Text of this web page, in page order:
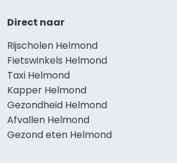
Direct naar
Rijscholen Helmond
Fietswinkels Helmond
Taxi Helmond
Kapper Helmond
Gezondheid Helmond
Afvallen Helmond
Gezond eten Helmond